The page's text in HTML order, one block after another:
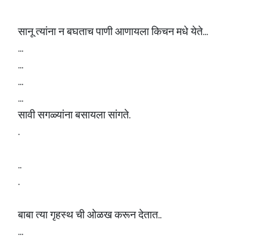
सानू त्यांना न बघताच पाणी आणायला किचन मधे येते...
...
...
...
...
सावी सगळ्यांना बसायला सांगते.
.
..
.
बाबा त्या गृहस्थ ची ओळख करून देतात..
...